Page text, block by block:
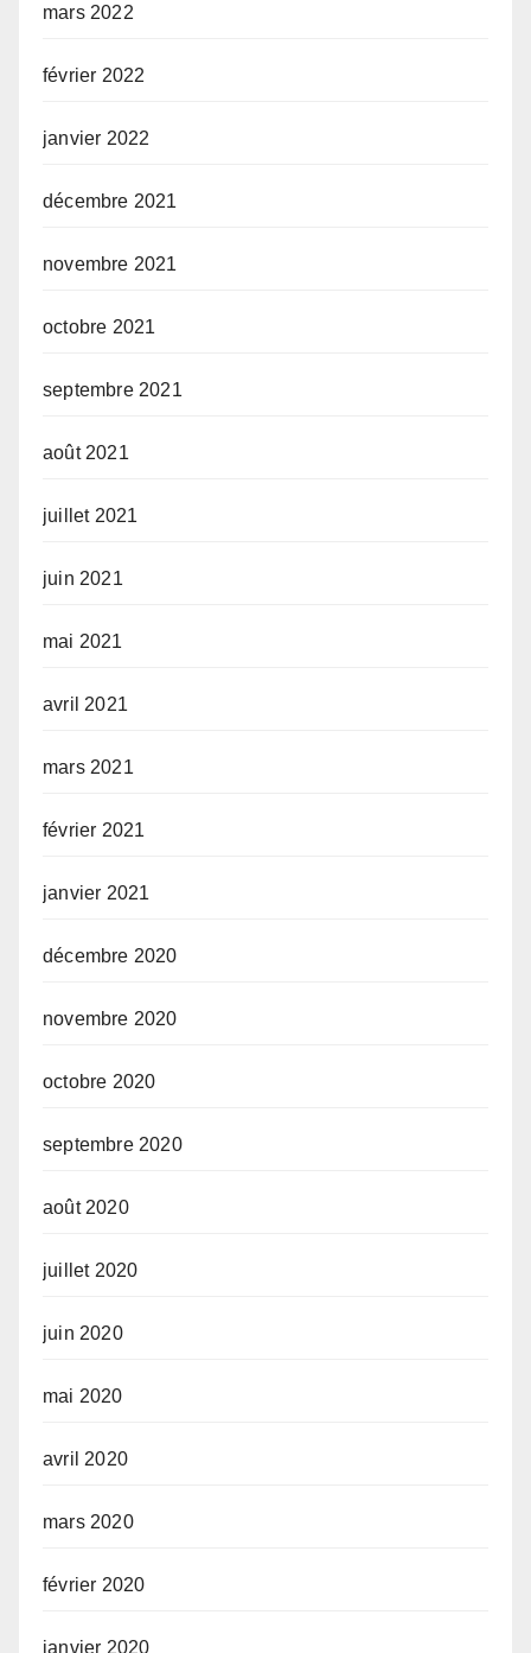
mars 2022
février 2022
janvier 2022
décembre 2021
novembre 2021
octobre 2021
septembre 2021
août 2021
juillet 2021
juin 2021
mai 2021
avril 2021
mars 2021
février 2021
janvier 2021
décembre 2020
novembre 2020
octobre 2020
septembre 2020
août 2020
juillet 2020
juin 2020
mai 2020
avril 2020
mars 2020
février 2020
janvier 2020